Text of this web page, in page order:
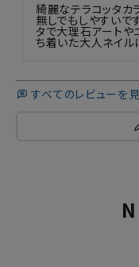
綺麗なテラコッタカ
無しでもしやすいで
タで大理石アートや
ち着いた大人ネイル
すべてのレビューを